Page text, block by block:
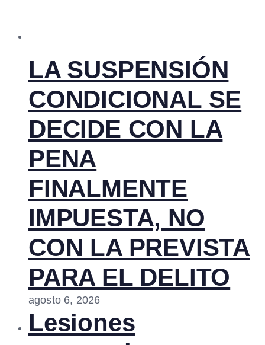
LA SUSPENSIÓN
CONDICIONAL SE
DECIDE CON LA
PENA
FINALMENTE
IMPUESTA, NO
CON LA PREVISTA
PARA EL DELITO
agosto 6, 2026
Lesiones